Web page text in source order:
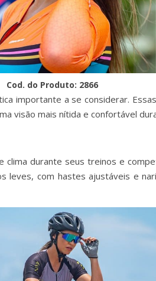
Cod. do Produto: 2866
importante a se considerar.
visão mais nítida e confortável
durante seus treinos e
leves, com hastes ajustáveis e